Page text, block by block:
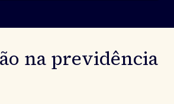
na previdência